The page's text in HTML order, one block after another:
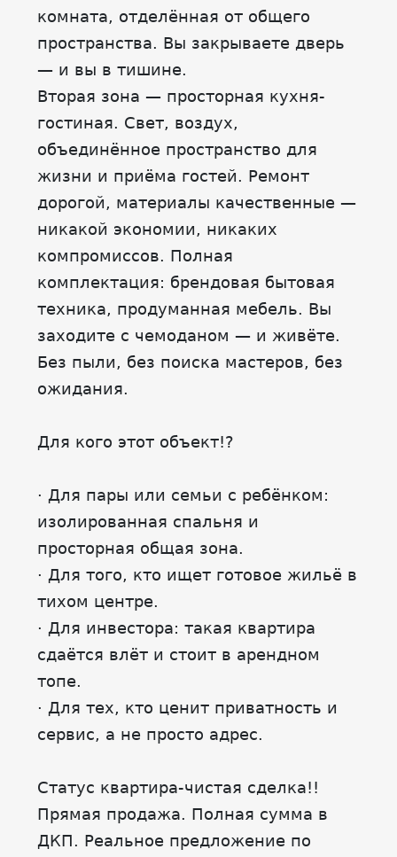
комната, отделённая от общего
пространства. Вы закрываете дверь
— и вы в тишине.
Вторая зона — просторная кухня-
гостиная. Свет, воздух,
объединённое пространство для
жизни и приёма гостей. Ремонт
дорогой, материалы качественные —
никакой экономии, никаких
компромиссов. Полная
комплектация: брендовая бытовая
техника, продуманная мебель. Вы
заходите с чемоданом — и живёте.
Без пыли, без поиска мастеров, без
ожидания.
Для кого этот объект!?
· Для пары или семьи с ребёнком:
изолированная спальня и
просторная общая зона.
· Для того, кто ищет готовое жильё в
тихом центре.
· Для инвестора: такая квартира
сдаётся влёт и стоит в арендном
топе.
· Для тех, кто ценит приватность и
сервис, а не просто адрес.
Статус квартира-чистая сделка!!
Прямая продажа. Полная сумма в
ДКП. Реальное предложение по